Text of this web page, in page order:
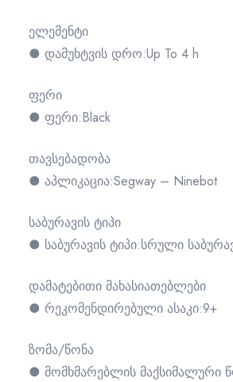
ელემენტი
● დამუხტვის დრო:Up To 4 h
ფერი
● ფერი:Black
თავსებადობა
● აპლიკაცია:Segway – Ninebot
საბურავის ტიპი
● საბურავის ტიპი:სრული
დამატებითი მახასიათებლები
● რეკომენდირებული ასაკი:9+
ზომა/წონა
● მომხმარებლის მაქსიმალური